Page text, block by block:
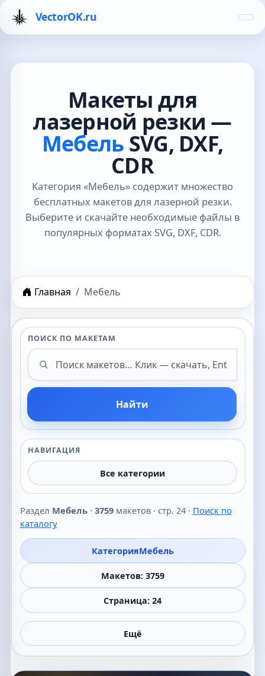
VectorOK.ru
Макеты для
лазерной резки —
Мебель SVG, DXF,
CDR
Категория «Мебель» содержит множество
бесплатных макетов для лазерной резки.
Выберите и скачайте необходимые файлы в
популярных форматах SVG, DXF, CDR.
Главная Мебель
ПОИСК ПО МАКЕТАМ
Поиск макетов
Найти
НАВИГАЦИЯ
Все категории
Раздел Мебель· 3759макетов · стр. 24 · Поиск по
каталогу
КатегорияМебель
Макетов: 3759
Страница: 24
Ещё